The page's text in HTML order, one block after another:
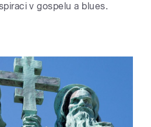
v gospelu a blues.